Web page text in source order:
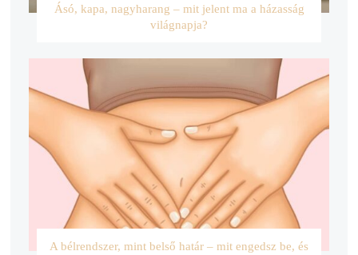
Ásó, kapa, nagyharang – mit jelent ma a házasság
világnapja?
A bélrendszer, mint belső határ – mit engedsz be, és